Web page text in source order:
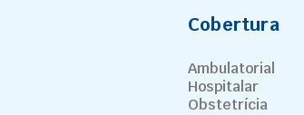
Cobertura
Ambulatorial
Hospitalar
Obstetrícia